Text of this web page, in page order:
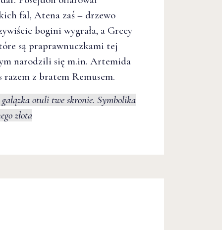
fal, Atena zaś – drzewo
bogini wygrała, a Grecy
są praprawnuczkami tej
narodzili się m.in. Artemida
z bratem Remusem.
otuli twe skronie. Symbolika
złota